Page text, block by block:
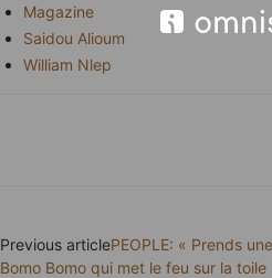
Magazine
Saidou Alioum
William Nlep
Previous articlePEOPLE: « Prends
Bomo Bomo qui met le feu sur la toile